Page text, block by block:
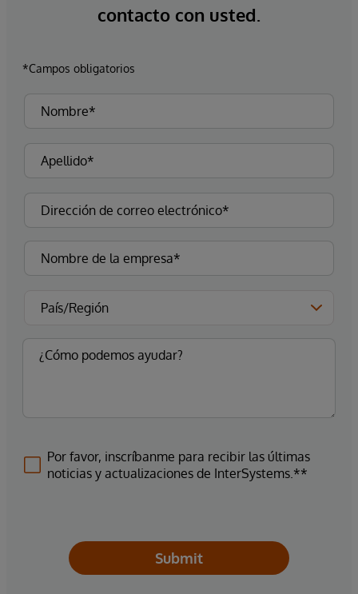
contacto con usted.
*Campos obligatorios
Por favor, inscríbanme para recibir las últimas
noticias y actualizaciones de InterSystems.**
Submit